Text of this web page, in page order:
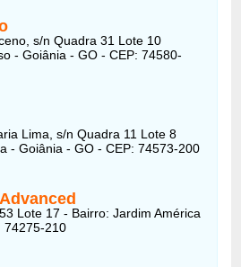
s/n Quadra 31 Lote 10
- Goiânia - GO - CEP: 74580-
Lima, s/n Quadra 11 Lote 8
- Goiânia - GO - CEP: 74573-200
Lote 17 - Bairro: Jardim América
74275-210